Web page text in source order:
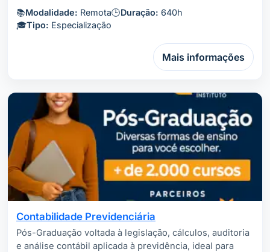
📚Modalidade: Remota🕒Duração: 640h
🎓Tipo: Especialização
Mais informações
Contabilidade Previdenciária
Pós-Graduação voltada à legislação, cálculos, auditoria
e análise contábil aplicada à previdência, ideal para